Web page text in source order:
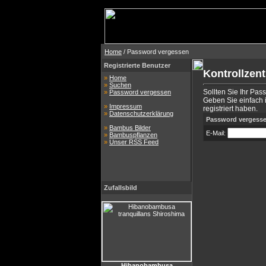
Home / Password vergessen
Registrierte Benutzer
» Home
» Suchen
» Password vergessen
» Impressum
» Datenschutzerklärung
» Bambus Bilder
» Bambuspflanzen
» Unser RSS Feed
Zufallsbild
Sollten Sie Ihr
Geben Sie einfach
registriert haben.
Password
E-Mail: